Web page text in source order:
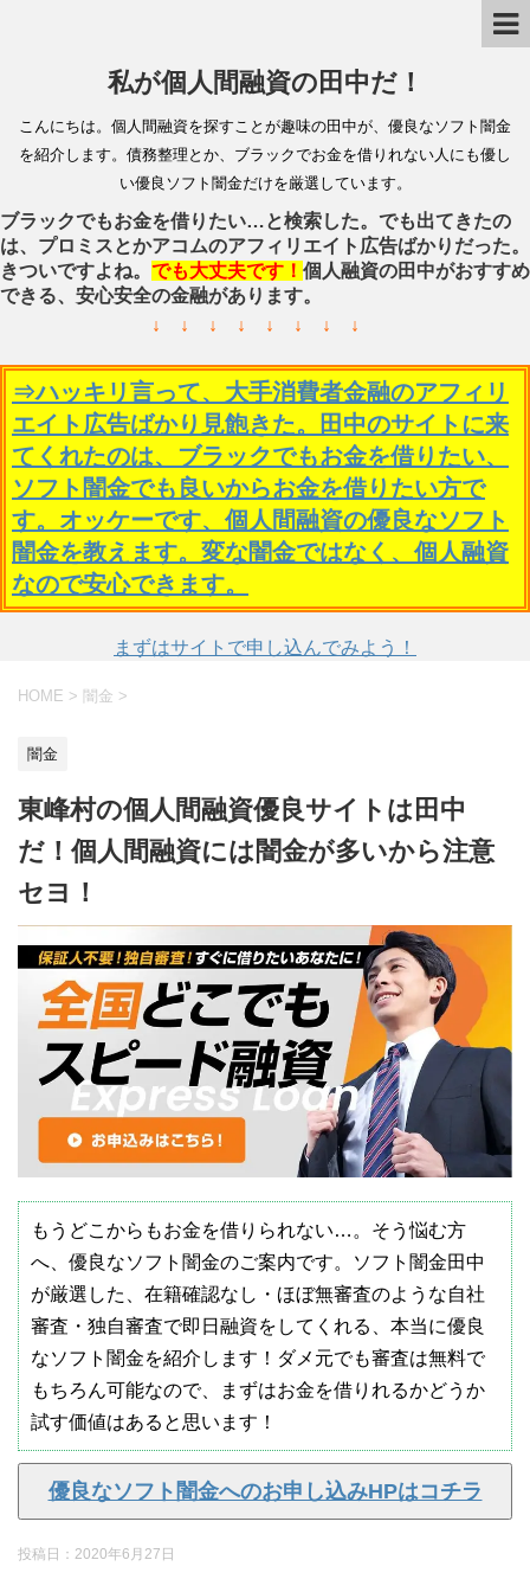
私が個人間融資の田中だ！
こんにちは。個人間融資を探すことが趣味の田中が、優良なソフト闇金
を紹介します。債務整理とか、ブラックでお金を借りれない人にも優し
い優良ソフト闇金だけを厳選しています。
ブラックでもお金を借りたい…と検索した。でも出てきたの
は、プロミスとかアコムのアフィリエイト広告ばかりだった。
きついですよね。 でも大丈夫です！ 個人融資の田中がおすすめ
できる、安心安全の金融があります。
↓ ↓ ↓ ↓ ↓ ↓ ↓ ↓
⇒ハッキリ言って、大手消費者金融のアフィリ
エイト広告ばかり見飽きた。田中のサイトに来
てくれたのは、ブラックでもお金を借りたい、
ソフト闇金でも良いからお金を借りたい方で
す。オッケーです、個人間融資の優良なソフト
闇金を教えます。変な闇金ではなく、個人融資
なので安心できます。
まずはサイトで申し込んでみよう！
HOME > 闇金 >
闇金
東峰村の個人間融資優良サイトは田中
だ！個人間融資には闇金が多いから注意
セヨ！
もうどこからもお金を借りられない…。そう悩む方
へ、優良なソフト闇金のご案内です。ソフト闇金田中
が厳選した、在籍確認なし・ほぼ無審査のような自社
審査・独自審査で即日融資をしてくれる、本当に優良
なソフト闇金を紹介します！ダメ元でも審査は無料で
もちろん可能なので、まずはお金を借りれるかどうか
試す価値はあると思います！
優良なソフト闇金へのお申し込みHPはコチラ
投稿日： 2020年6月27日